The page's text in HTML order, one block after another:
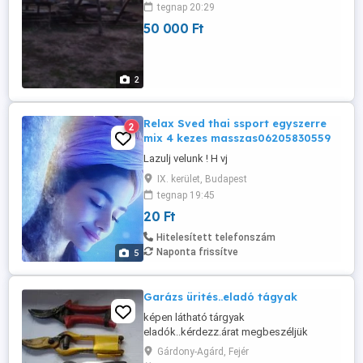
2
tegnap 20:29
50 000 Ft
5
2
Relax Sved thai ssport egyszerre
mix 4 kezes masszas06205830559
Lazulj velunk ! H vj
IX. kerület, Budapest
tegnap 19:45
20 Ft
Hitelesített telefonszám
Naponta frissítve
Garázs ürités..eladó tágyak
képen látható tárgyak
eladók..kérdezz.árat megbeszéljük
minden olso
Gárdony-Agárd, Fejér